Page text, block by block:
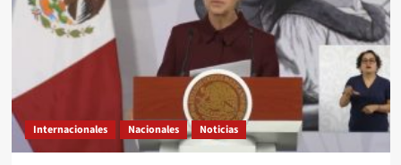
Internacionales Nacionales Noticias